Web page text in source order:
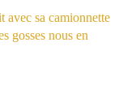
avec sa camionnette
gosses nous en